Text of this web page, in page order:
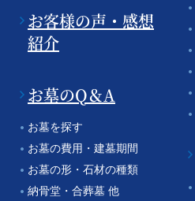
お客様の声・感想
紹介
お墓のQ＆A
お墓を探す
お墓の費用・建墓期間
お墓の形・石材の種類
納骨堂・合葬墓 他